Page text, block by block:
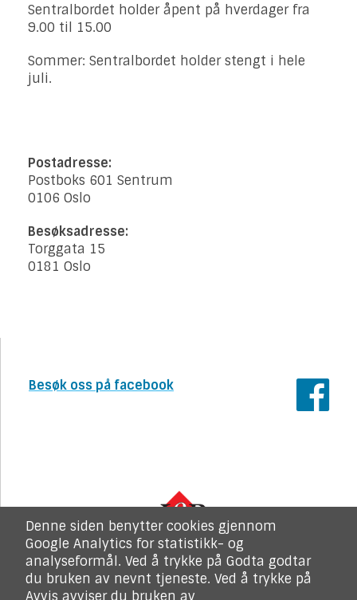
Denne siden benytter cookies gjennom
Google Analytics for statistikk- og
analyseformål. Ved å trykke på Godta godtar
du bruken av nevnt tjeneste. Ved å trykke på
Avvis avviser du bruken av
Sentralbordet holder åpent på hverdager fra
9.00 til 15.00
Sommer: Sentralbordet holder stengt i hele
juli.
Postadresse:
Postboks 601 Sentrum
0106 Oslo
Besøksadresse:
Torggata 15
0181 Oslo
Besøk oss på facebook